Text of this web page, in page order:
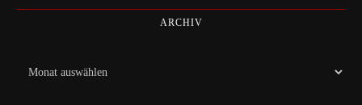
ARCHIV
Archiv